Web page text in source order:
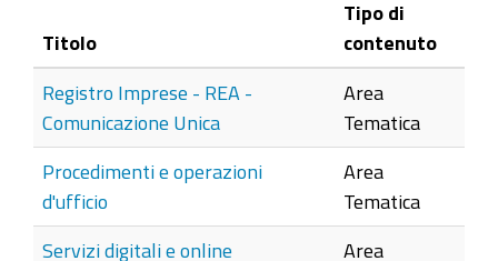
Titolo
Tipo di
contenuto
Registro Imprese - REA -
Comunicazione Unica
Area
Tematica
Procedimenti e operazioni
d'ufficio
Area
Tematica
Servizi digitali e online
Area